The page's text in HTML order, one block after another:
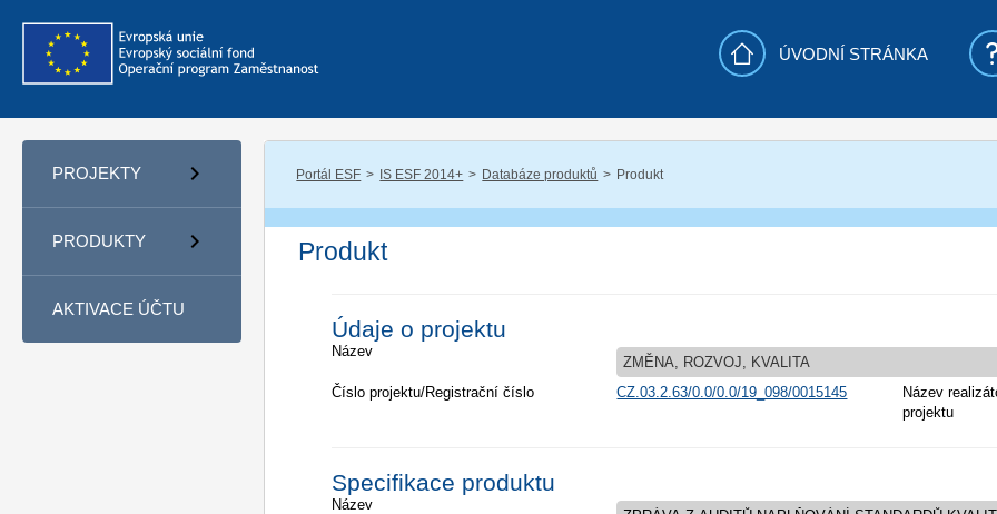
ÚVODNÍ STRÁNKA
PROJEKTY
PRODUKTY
AKTIVACE ÚČTU
Portál ESF IS ESF 2014+ Databáze produktů Produkt
Produkt
Údaje o projektu
Název
ZMĚNA, ROZVOJ, KVALITA
Číslo projektu/Registrační číslo
CZ.03.2.63/0.0/0.0/19_098/0015145
Název
projektu
Specifikace produktu
Název